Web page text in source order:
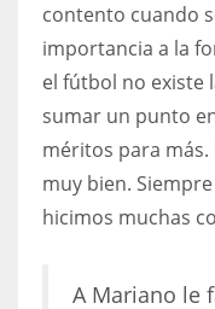
20
NE
16
OAK
19
NYG
contento cuando
importancia a la
el fútbol no existe
sumar un punto
méritos para
muy bien.
hicimos muchas
A Mariano le